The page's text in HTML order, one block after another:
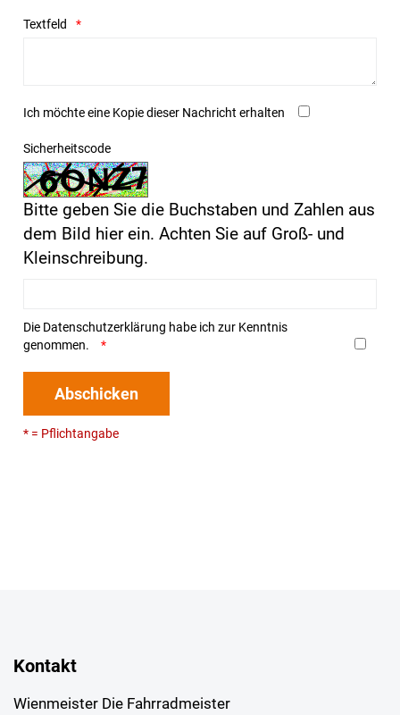
Textfeld
Ich möchte eine Kopie dieser Nachricht erhalten
Sicherheitscode
Bitte geben Sie die Buchstaben und Zahlen aus
dem Bild hier ein. Achten Sie auf Groß- und
Kleinschreibung.
Die Datenschutzerklärung habe ich zur Kenntnis
genommen.
Abschicken
* = Pflichtangabe
Kontakt
Wienmeister Die Fahrradmeister